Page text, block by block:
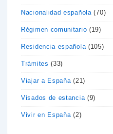
Nacionalidad española(70)
Régimen comunitario (19)
Residencia española(105)
Trámites (33)
Viajar a España(21)
Visados de estancia(9)
Vivir en España(2)